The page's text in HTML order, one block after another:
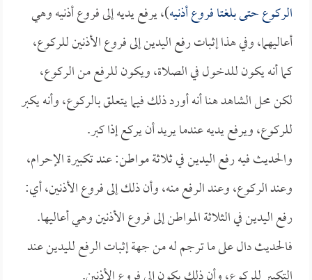
الركوع حتى بلغتا فروع أذنيه)، يرفع يديه إلى فروع أذنيه وهي
أعاليهما، وفي هذا إثبات رفع اليدين إلى فروع الأذنين للركوع،
كما أنه يكون للدخول في الصلاة، ويكون للرفع من الركوع،
لكن محل الشاهد هنا أنه أورد ذلك فيما يتعلق بالركوع، وأنه يكبر
للركوع، ويرفع يديه عندما يريد أن يركع إذا كبر.
والحديث فيه رفع اليدين في ثلاثة مواطن: عند تكبيرة الإحرام،
وعند الركوع، وعند الرفع منه، وأن ذلك إلى فروع الأذنين، أي:
رفع اليدين في الثلاثة المواطن إلى فروع الأذنين وهي أعاليها.
فالحديث دال على ما ترجم له من جهة إثبات الرفع لليدين عند